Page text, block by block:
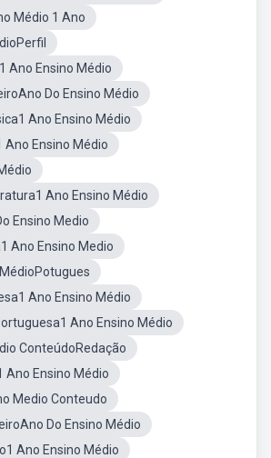
Médio 1 Ano
Ano Ensino Médio
Do Ensino Médio
Ano Ensino Médio
Ano Ensino Médio
Ano Ensino Médio
Ensino Medio
Ano Ensino Medio
Ano Ensino Médio
Ano Ensino Médio
ConteúdoRedação
Ano Ensino Médio
Medio Conteudo
Do Ensino Médio
Ano Ensino Médio